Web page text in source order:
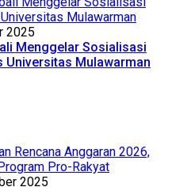
2025
Menggelar Sosialisasi
Universitas Mulawarman
2025